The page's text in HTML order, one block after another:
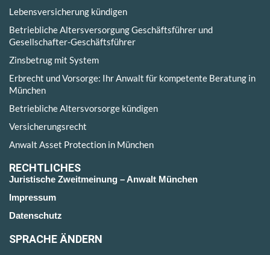
Lebensversicherung kündigen
Betriebliche Altersversorgung Geschäftsführer und
Gesellschafter-Geschäftsführer
Zinsbetrug mit System
Erbrecht und Vorsorge: Ihr Anwalt für kompetente Beratung in
München
Betriebliche Altersvorsorge kündigen
Versicherungsrecht
Anwalt Asset Protection in München
RECHTLICHES
Juristische Zweitmeinung – Anwalt München
Impressum
Datenschutz
SPRACHE ÄNDERN